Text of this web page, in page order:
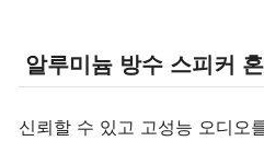
알루미늄 방수 스피커
신뢰할 수 있고 고성능 오디오